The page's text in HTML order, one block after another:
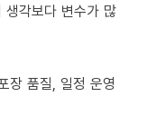
각보다 변수가 많
장 품질, 일정 운영